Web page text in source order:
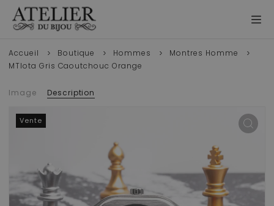
Accueil Boutique Hommes
Montres Homme
MTIota Gris Caoutchouc Orange
Image Description
Vente